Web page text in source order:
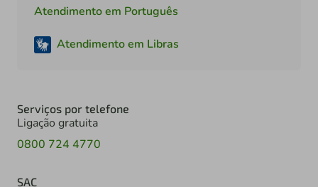
Atendimento em Português
Atendimento em Libras
Serviços por telefone
Ligação gratuita
0800 724 4770
SAC